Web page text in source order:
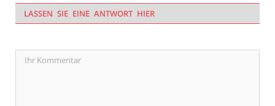
LASSEN SIE EINE ANTWORT HIER